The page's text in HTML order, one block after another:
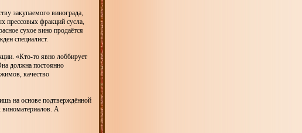
закупаемого винограда,
прессовых фракций сусла,
сухое вино продаётся
специалист.
«Кто-то явно лоббирует
должна постоянно
качество
на основе подтверждённой
виноматериалов. А